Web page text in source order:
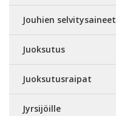
Jouhien selvitysaineet
Juoksutus
Juoksutusraipat
Jyrsijöille